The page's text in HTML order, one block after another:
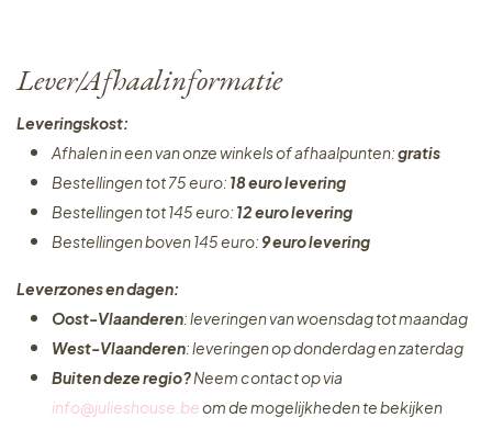
Lever/Afhaalinformatie
Leveringskost:
Afhalen in een van onze winkels of afhaalpunten:gratis
Bestellingen tot 75 euro: 18 euro levering
Bestellingen tot 145 euro: 12 euro levering
Bestellingen boven 145 euro: 9 euro levering
Leverzones en dagen:
Oost-Vlaanderen: leveringen van woensdag tot maandag
West-Vlaanderen: leveringen op donderdag en zaterdag
Buiten deze regio?Neem contact op via
info@julieshouse.beom de mogelijkheden te bekijken